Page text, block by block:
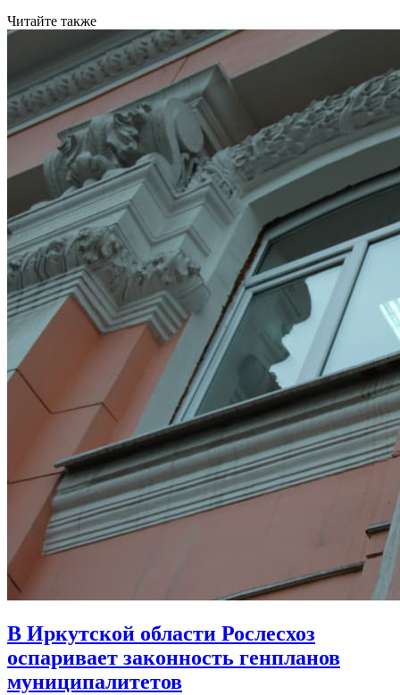
Читайте также
В Иркутской области Рослесхоз
оспаривает законность генпланов
муниципалитетов